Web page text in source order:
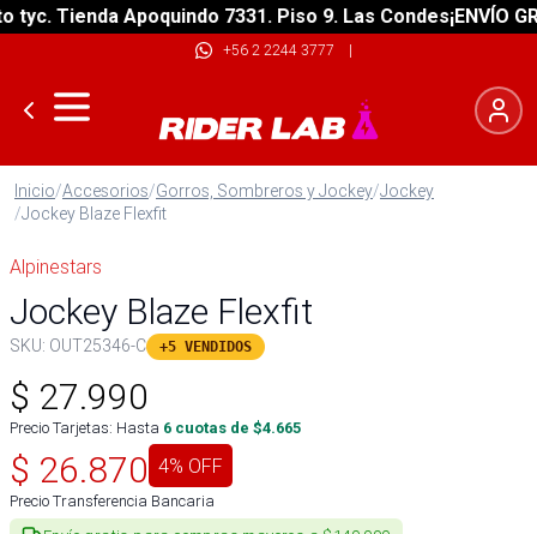
Tienda Apoquindo 7331. Piso 9. Las Condes¡ENVÍO
+56 2 2244 3777 |
Inicio/Accesorios/Gorros, Sombreros y Jockey/Jockey
/Jockey Blaze Flexfit
Alpinestars
Jockey Blaze Flexfit
SKU: OUT25346-C +5 VENDIDOS
$ 27.990
Precio Tarjetas: Hasta 6 cuotas de $4.665
$ 26.870 4% OFF
Precio Transferencia Bancaria